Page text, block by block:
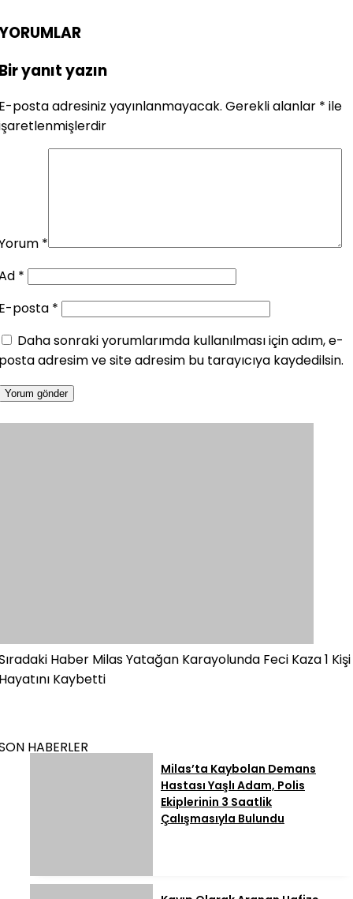
yanıt yazın
posta adresiniz yayınlanmayacak. Gerekli alanlar * ile
*
*
posta *
Daha sonraki yorumlarımda kullanılması için adım, e-
adresim ve site adresim bu tarayıcıya kaydedilsin.
Haber Milas Yatağan Karayolunda Feci Kaza 1 Kişi
Kaybetti
HABERLER
Milas’ta Kaybolan Demans
Hastası Yaşlı Adam, Polis
Ekiplerinin 3 Saatlik
Çalışmasıyla Bulundu